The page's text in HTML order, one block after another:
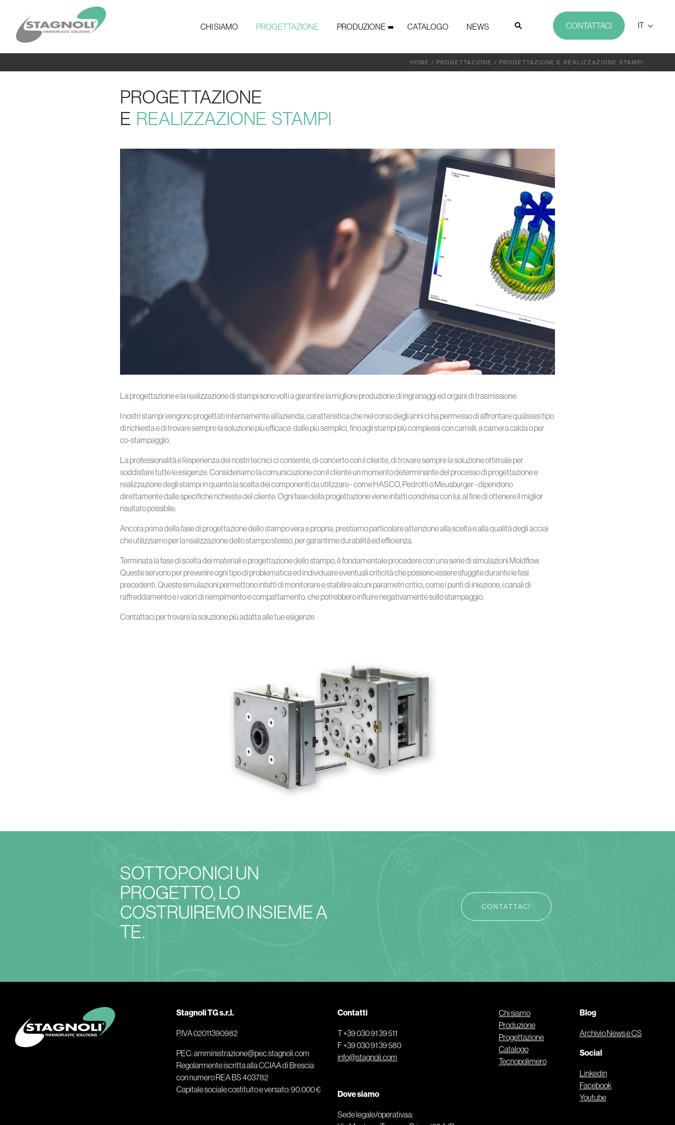
CHI SIAMO PROGETTAZIONE PRODUZIONE CATALOGO NEWS CONTATTACI IT
HOME / PROGETTAZIONE / PROGETTAZIONE E REALIZZAZIONE STAMPI
PROGETTAZIONE
E REALIZZAZIONE STAMPI
La progettazione e la realizzazione di stampi sono volti a garantire la migliore produzione di ingranaggi ed organi di trasmissione.
I nostri stampi vengono progettati internamente all’azienda, caratteristica che nel corso degli anni ci ha permesso di affrontare qualsiasi tipo
di richiesta e di trovare sempre la soluzione più efficace: dalle più semplici, fino agli stampi più complessi con carrelli, a camera calda o per
co-stampaggio.
La professionalità e l’esperienza dei nostri tecnici ci consente, di concerto con il cliente, di trovare sempre la soluzione ottimale per
soddisfare tutte le esigenze. Consideriamo la comunicazione con il cliente un momento determinante del processo di progettazione e
realizzazione degli stampi in quanto la scelta dei componenti da utilizzare - come HASCO, Pedrotti o Meusburger - dipendono
direttamente dalle specifiche richieste del cliente. Ogni fase della progettazione viene infatti condivisa con lui, al fine di ottenere il miglior
risultato possibile.
Ancora prima della fase di progettazione dello stampo vera e propria, prestiamo particolare attenzione alla scelta e alla qualità degli acciai
che utilizziamo per la realizzazione dello stampo stesso, per garantirne durabilità ed efficienza.
Terminata la fase di scelta dei materiali e progettazione dello stampo, è fondamentale procedere con una serie di simulazioni Moldflow.
Queste servono per prevenire ogni tipo di problematica ed individuare eventuali criticità che possono essere sfuggite durante le fasi
precedenti. Queste simulazioni permettono infatti di monitorare e stabilire alcuni parametri critici, come i punti di iniezione, i canali di
raffreddamento e i valori di riempimento e compattamento, che potrebbero influire negativamente sullo stampaggio.
Contattaci per trovare la soluzione più adatta alle tue esigenze.
SOTTOPONICI UN
PROGETTO, LO
COSTRUIREMO INSIEME A
TE.
CONTATTACI
Stagnoli TG s.r.l.
P.IVA 02011390982
PEC: amministrazione@pec.stagnoli.com
Regolarmente iscritta alla CCIAA di Brescia
con numero REA BS 403782
Capitale sociale costituito e versato: 90.000 €
Contatti
T +39 030 91 39 511
F +39 030 91 39 580
info@stagnoli.com
Dove siamo
Sede legale/operativaa:
Chi siamo
Produzione
Progettazione
Catalogo
Tecnopolimero
Blog
Archivio News e CS
Social
Linkedin
Facebook
Youtube